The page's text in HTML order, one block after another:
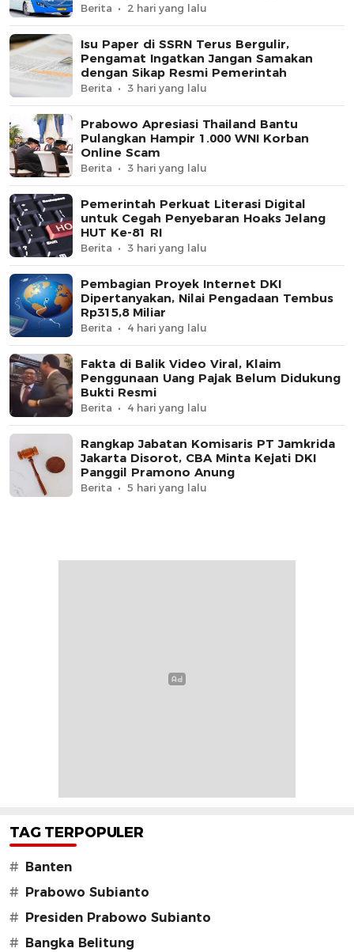
Berita 2 hari yang lalu
Isu Paper di SSRN Terus Bergulir,
Pengamat Ingatkan Jangan Samakan
dengan Sikap Resmi Pemerintah
Berita 3 hari yang lalu
Prabowo Apresiasi Thailand Bantu
Pulangkan Hampir 1.000 WNI Korban
Online Scam
Berita 3 hari yang lalu
Pemerintah Perkuat Literasi Digital
untuk Cegah Penyebaran Hoaks Jelang
HUT Ke-81 RI
Berita 3 hari yang lalu
Pembagian Proyek Internet DKI
Dipertanyakan, Nilai Pengadaan Tembus
Rp315,8 Miliar
Berita 4 hari yang lalu
Fakta di Balik Video Viral, Klaim
Penggunaan Uang Pajak Belum Didukung
Bukti Resmi
Berita 4 hari yang lalu
Rangkap Jabatan Komisaris PT Jamkrida
Jakarta Disorot, CBA Minta Kejati DKI
Panggil Pramono Anung
Berita 5 hari yang lalu
TAG TERPOPULER
#
Banten
#
Prabowo Subianto
#
Presiden Prabowo Subianto
#
Bangka Belitung